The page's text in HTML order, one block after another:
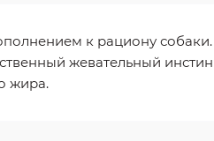
к рациону
жевательный
жира.